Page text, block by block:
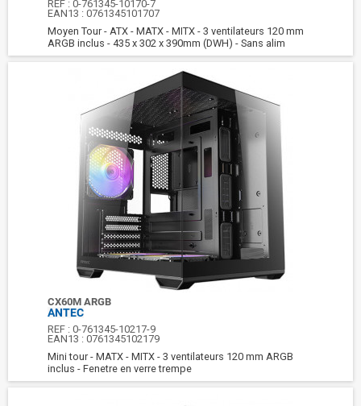
REF :0-761345-10170-7
EAN13 :0761345101707
Moyen Tour - ATX - MATX - MITX - 3 ventilateurs 120 mm
ARGB inclus - 435 x 302 x 390mm (DWH) - Sans alim
CX60M ARGB
ANTEC
REF :0-761345-10217-9
EAN13 :0761345102179
Mini tour - MATX - MITX - 3 ventilateurs 120 mm ARGB
inclus - Fenetre en verre trempe